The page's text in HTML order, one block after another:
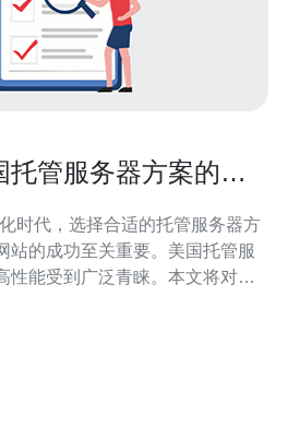
托管服务器方案的性
站的成功至关重要。美国托管服
性能受到广泛青睐。本文将对不